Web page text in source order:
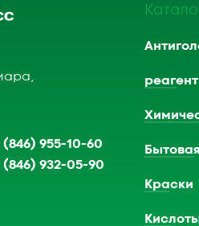
(846) 955-10-60
(846) 932-05-90
Краски